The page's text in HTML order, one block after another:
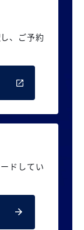
、 ご予約
ドしてい